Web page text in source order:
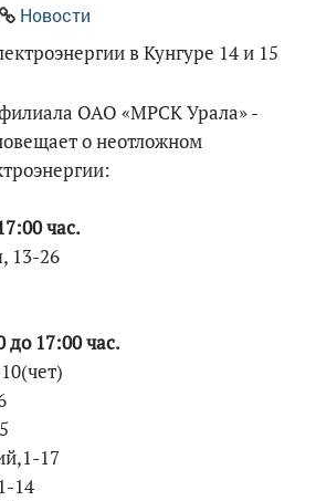
Новости
ОАО «МРСК Урала» -
о неотложном
час.
13-26
до 17:00 час.
17
14